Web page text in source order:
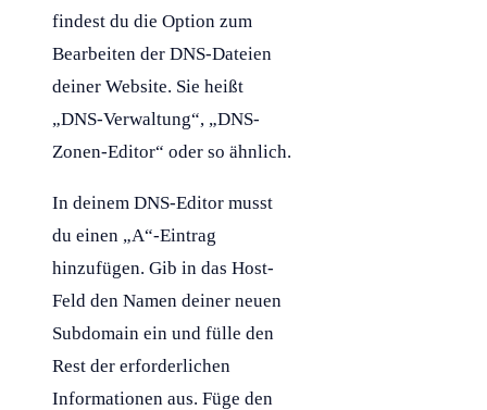
findest du die Option zum
Bearbeiten der DNS-Dateien
deiner Website. Sie heißt
„DNS-Verwaltung“, „DNS-
Zonen-Editor“ oder so ähnlich.
In deinem DNS-Editor musst
du einen „A“-Eintrag
hinzufügen. Gib in das Host-
Feld den Namen deiner neuen
Subdomain ein und fülle den
Rest der erforderlichen
Informationen aus. Füge den